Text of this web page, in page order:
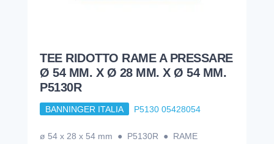
TEE RIDOTTO RAME A PRESSARE
Ø 54 MM. X Ø 28 MM. X Ø 54 MM.
P5130R
BANNINGER ITALIA P5130 05428054
ø 54 x 28 x 54 mm ● P5130R ● RAME